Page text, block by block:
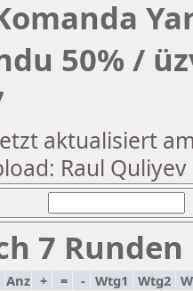
50% /
aktualisiert
Raul Quliyev
7 Runden
Anz + = - Wtg1 Wtg2